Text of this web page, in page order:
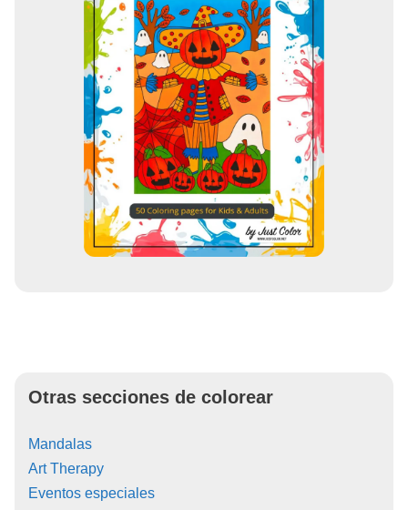
Otras secciones de colorear
Mandalas
Art Therapy
Eventos especiales